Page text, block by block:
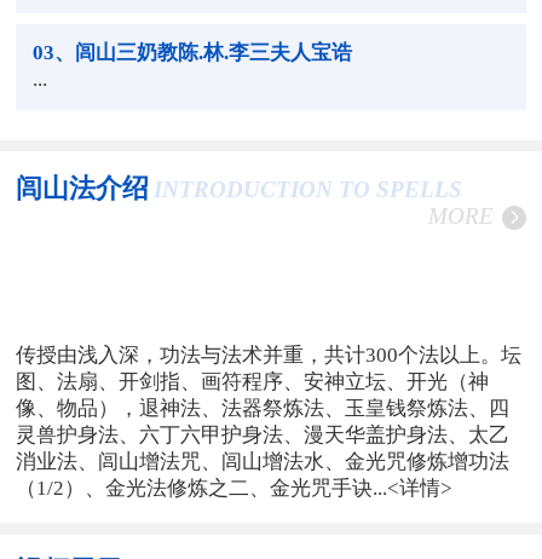
03、闾山三奶教陈.林.李三夫人宝诰
...
闾山法介绍 INTRODUCTION TO SPELLS
MORE
传授由浅入深，功法与法术并重，共计300个法以上。坛
图、法扇、开剑指、画符程序、安神立坛、开光（神
像、物品），退神法、法器祭炼法、玉皇钱祭炼法、四
灵兽护身法、六丁六甲护身法、漫天华盖护身法、太乙
消业法、闾山增法咒、闾山增法水、金光咒修炼增功法
（1/2）、金光法修炼之二、金光咒手诀...<详情>